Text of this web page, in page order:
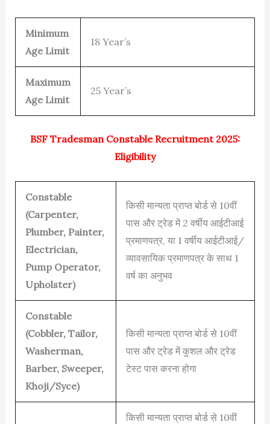
Minimum
Age Limit
18 Year’s
Maximum
Age Limit
25 Year’s
BSF Tradesman Constable Recruitment 2025:
Eligibility
Constable
(Carpenter,
Plumber, Painter,
Electrician,
Pump Operator,
Upholster)
किसी मान्यता प्राप्त बोर्ड से 10वीं
पास और ट्रेड में 2 वर्षीय आईटीआई
प्रमाणपत्र, या 1 वर्षीय आईटीआई/
व्यावसायिक प्रमाणपत्र के साथ 1
वर्ष का अनुभव
Constable
(Cobbler, Tailor,
Washerman,
Barber, Sweeper,
Khoji/Syce)
किसी मान्यता प्राप्त बोर्ड से 10वीं
पास और ट्रेड में कुशल और ट्रेड
टेस्ट पास करना होगा
किसी मान्यता प्राप्त बोर्ड से 10वीं